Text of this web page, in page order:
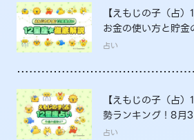
【えもじの子（占
お金の使い方と貯
底解説
占い
【えもじの子（占
勢ランキング！8月
は？
占い